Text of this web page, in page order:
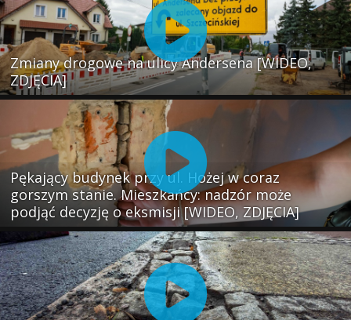
Zmiany drogowe na ulicy Andersena [WIDEO,
ZDJĘCIA]
Pękający budynek przy ul. Hożej w coraz
gorszym stanie. Mieszkańcy: nadzór może
podjąć decyzję o eksmisji [WIDEO, ZDJĘCIA]